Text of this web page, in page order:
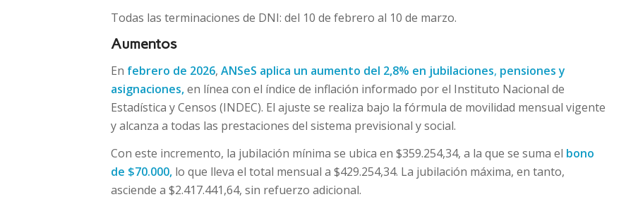
Todas las terminaciones de DNI: del 10 de febrero al 10 de marzo.
Aumentos
En febrero de 2026, ANSeS aplica un aumento del 2,8% en jubilaciones, pensiones y
asignaciones,en línea con el índice de inflación informado por el Instituto Nacional de
Estadística y Censos (INDEC). El ajuste se realiza bajo la fórmula de movilidad mensual vigente
y alcanza a todas las prestaciones del sistema previsional y social.
Con este incremento, la jubilación mínima se ubica en $359.254,34, a la que se suma el bono
de $70.000, lo que lleva el total mensual a $429.254,34. La jubilación máxima, en tanto,
asciende a $2.417.441,64, sin refuerzo adicional.